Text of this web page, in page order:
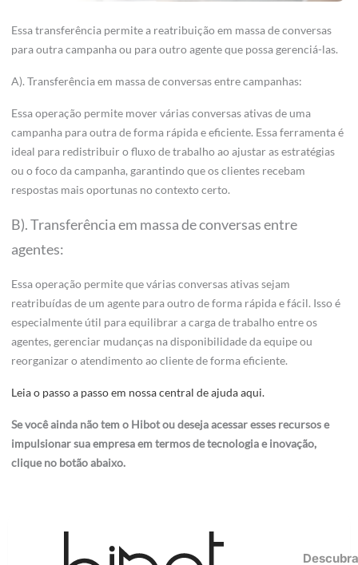
Essa transferência permite a reatribuição em massa de conversas
para outra campanha ou para outro agente que possa gerenciá-las.
A). Transferência em massa de conversas entre campanhas:
Essa operação permite mover várias conversas ativas de uma
campanha para outra de forma rápida e eficiente. Essa ferramenta é
ideal para redistribuir o fluxo de trabalho ao ajustar as estratégias
ou o foco da campanha, garantindo que os clientes recebam
respostas mais oportunas no contexto certo.
B). Transferência em massa de conversas entre
agentes:
Essa operação permite que várias conversas ativas sejam
reatribuídas de um agente para outro de forma rápida e fácil. Isso é
especialmente útil para equilibrar a carga de trabalho entre os
agentes, gerenciar mudanças na disponibilidade da equipe ou
reorganizar o atendimento ao cliente de forma eficiente.
Leia o passo a passo em nossa central de ajuda aqui.
Se você ainda não tem o Hibot ou deseja acessar esses recursos e
impulsionar sua empresa em termos de tecnologia e inovação,
clique no botão abaixo.
Consulta gratuita!
Descubra